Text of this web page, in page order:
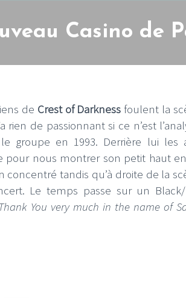
Casino de
de Crest of Darkness foulent la
de passionnant si ce n’est
groupe en 1993. Derrière lui les
pour nous montrer son petit haut
tandis qu’à droite de la
Le temps passe sur un Black/
You very much in the name of